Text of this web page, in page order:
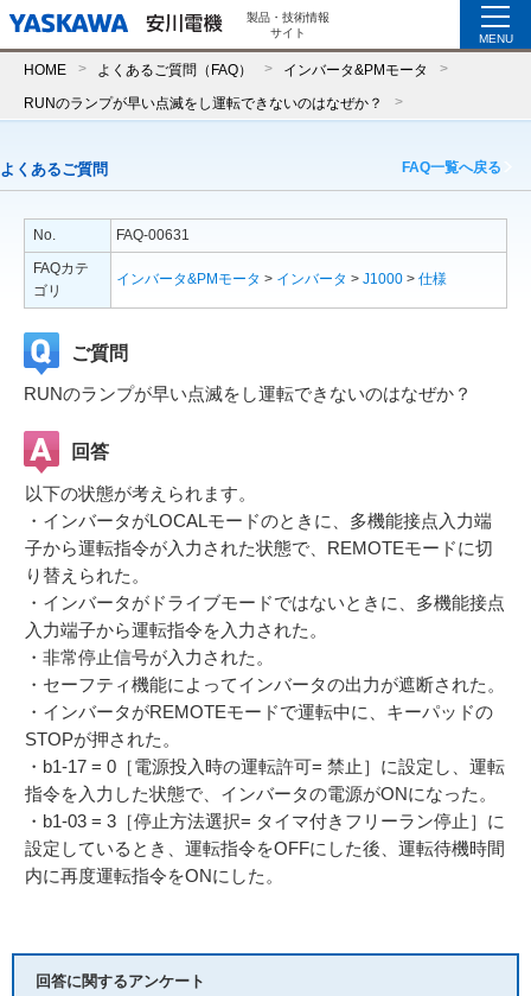
製品・技術情報
サイト
MENU
HOME よくあるご質問（FAQ） インバータ&PMモータ
RUNのランプが早い点滅をし運転できないのはなぜか？
よくあるご質問 FAQ一覧へ戻る
No.
FAQ-00631
FAQカテ
ゴリ
インバータ&PMモータ > インバータ > J1000 > 仕様
ご質問
RUNのランプが早い点滅をし運転できないのはなぜか？
回答
以下の状態が考えられます。
・インバータがLOCALモードのときに、多機能接点入力端
子から運転指令が入力された状態で、REMOTEモードに切
り替えられた。
・インバータがドライブモードではないときに、多機能接点
入力端子から運転指令を入力された。
・非常停止信号が入力された。
・セーフティ機能によってインバータの出力が遮断された。
・インバータがREMOTEモードで運転中に、キーパッドの
STOPが押された。
・b1-17 = 0［電源投入時の運転許可= 禁止］に設定し、運転
指令を入力した状態で、インバータの電源がONになった。
・b1-03 = 3［停止方法選択= タイマ付きフリーラン停止］に
設定しているとき、運転指令をOFFにした後、運転待機時間
内に再度運転指令をONにした。
回答に関するアンケート